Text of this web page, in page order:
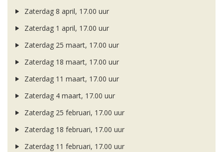
Zaterdag 8 april, 17.00 uur
Zaterdag 1 april, 17.00 uur
Zaterdag 25 maart, 17.00 uur
Zaterdag 18 maart, 17.00 uur
Zaterdag 11 maart, 17.00 uur
Zaterdag 4 maart, 17.00 uur
Zaterdag 25 februari, 17.00 uur
Zaterdag 18 februari, 17.00 uur
Zaterdag 11 februari, 17.00 uur